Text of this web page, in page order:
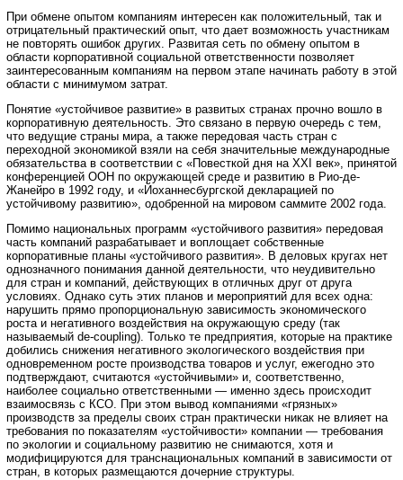
При обмене опытом компаниям интересен как положительный, так и
отрицательный практический опыт, что дает возможность участникам
не повторять ошибок других. Развитая сеть по обмену опытом в
области корпоративной социальной ответственности позволяет
заинтересованным компаниям на первом этапе начинать работу в этой
области с минимумом затрат.
Понятие «устойчивое развитие» в развитых странах прочно вошло в
корпоративную деятельность. Это связано в первую очередь с тем,
что ведущие страны мира, а также передовая часть стран с
переходной экономикой взяли на себя значительные международные
обязательства в соответствии с «Повесткой дня на XXI век», принятой
конференцией ООН по окружающей среде и развитию в Рио-де-
Жанейро в 1992 году, и «Йоханнесбургской декларацией по
устойчивому развитию», одобренной на мировом саммите 2002 года.
Помимо национальных программ «устойчивого развития» передовая
часть компаний разрабатывает и воплощает собственные
корпоративные планы «устойчивого развития». В деловых кругах нет
однозначного понимания данной деятельности, что неудивительно
для стран и компаний, действующих в отличных друг от друга
условиях. Однако суть этих планов и мероприятий для всех одна:
нарушить прямо пропорциональную зависимость экономического
роста и негативного воздействия на окружающую среду (так
называемый de-coupling). Только те предприятия, которые на практике
добились снижения негативного экологического воздействия при
одновременном росте производства товаров и услуг, ежегодно это
подтверждают, считаются «устойчивыми» и, соответственно,
наиболее социально ответственными — именно здесь происходит
взаимосвязь с КСО. При этом вывод компаниями «грязных»
производств за пределы своих стран практически никак не влияет на
требования по показателям «устойчивости» компании — требования
по экологии и социальному развитию не снимаются, хотя и
модифицируются для транснациональных компаний в зависимости от
стран, в которых размещаются дочерние структуры.